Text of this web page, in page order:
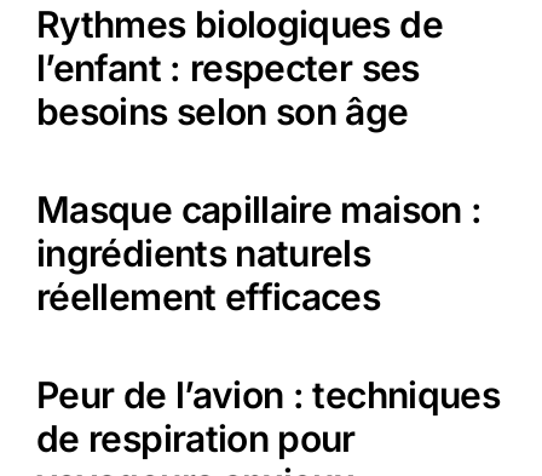
Rythmes biologiques de
l’enfant : respecter ses
besoins selon son âge
Masque capillaire maison :
ingrédients naturels
réellement efficaces
Peur de l’avion : techniques
de respiration pour